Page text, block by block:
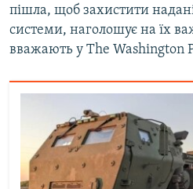
пішла, щоб захистити
системи, наголошує на їх
вважають у The Washington